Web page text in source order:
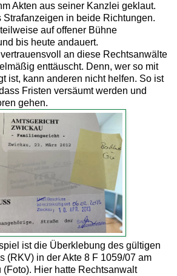
Akten aus seiner Kanzlei geklaut.
Strafanzeigen in beide Richtungen.
auf offener Bühne
bis heute andauert.
an diese Rechtsanwälte
enttäuscht. Denn, wer so mit
ist, kann anderen nicht helfen. So ist
Fristen versäumt werden und
gehen.
ist die Überklebung des gültigen
(RKV) in der Akte 8 F 1059/07 am
Hier hatte Rechtsanwalt